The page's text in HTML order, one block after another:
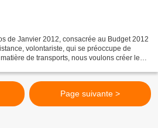
de Janvier 2012, consacrée au Budget 2012
volontariste, qui se préoccupe de
de transports, nous voulons créer les
Page suivante >